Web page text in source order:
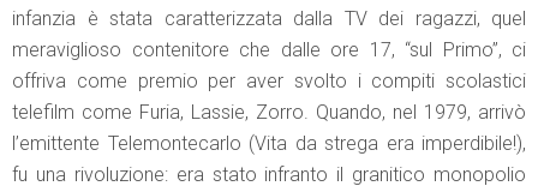
infanzia è stata caratterizzata dalla TV dei ragazzi, quel
meraviglioso contenitore che dalle ore 17, “sul Primo”, ci
offriva come premio per aver svolto i compiti scolastici
telefilm come Furia, Lassie, Zorro. Quando, nel 1979, arrivò
l’emittente Telemontecarlo (Vita da strega era imperdibile!),
fu una rivoluzione: era stato infranto il granitico monopolio